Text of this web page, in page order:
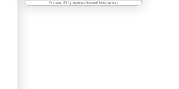
Реклама. ИП Кучеренко Николай Николаевич